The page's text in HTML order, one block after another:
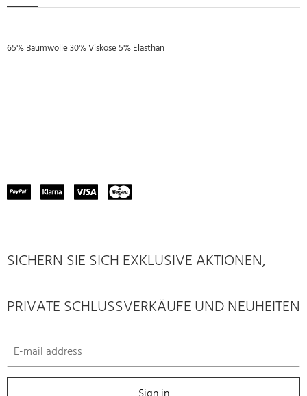
65% Baumwolle 30% Viskose 5% Elasthan
SICHERN SIE SICH EXKLUSIVE AKTIONEN,
PRIVATE SCHLUSSVERKÄUFE UND NEUHEITEN